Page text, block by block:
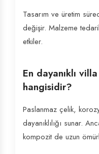
Tasarım ve üretim
değişir. Malzeme
etkiler.
En dayanıklı
hangisidir?
Paslanmaz çelik,
dayanıklılığı sunar.
kompozit de uzun